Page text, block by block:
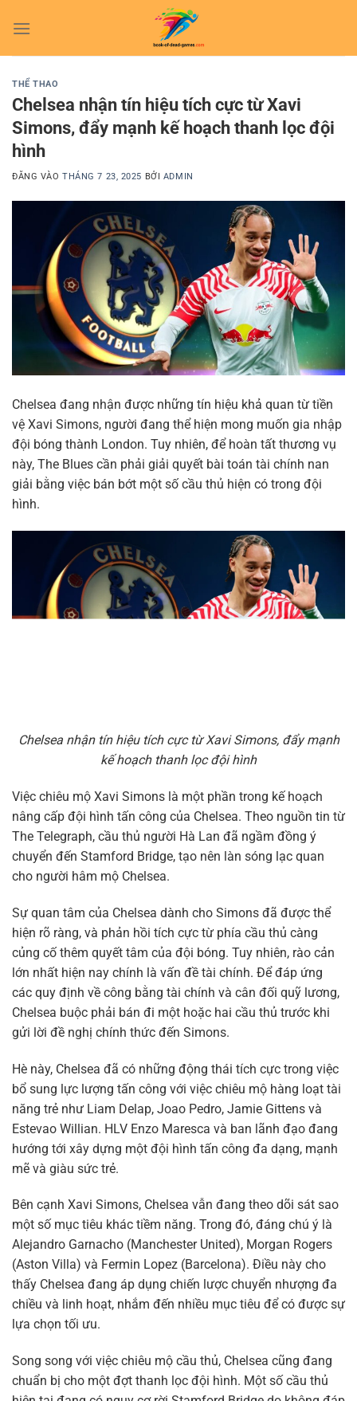
qua
THỂ THAO
Chelsea nhận tín hiệu tích cực từ Xavi
Simons, đẩy mạnh kế hoạch thanh lọc đội
hình
ĐĂNG VÀOTHÁNG 7 23, 2025 BỞI ADMIN
Chelsea đang nhận được những tín hiệu khả quan từ tiền
vệ Xavi Simons, người đang thể hiện mong muốn gia nhập
đội bóng thành London. Tuy nhiên, để hoàn tất thương vụ
này, The Blues cần phải giải quyết bài toán tài chính nan
giải bằng việc bán bớt một số cầu thủ hiện có trong đội
hình.
Chelsea nhận tín hiệu tích cực từ Xavi Simons, đẩy mạnh
kế hoạch thanh lọc đội hình
Việc chiêu mộ Xavi Simons là một phần trong kế hoạch
nâng cấp đội hình tấn công của Chelsea. Theo nguồn tin từ
The Telegraph, cầu thủ người Hà Lan đã ngầm đồng ý
chuyển đến Stamford Bridge, tạo nên làn sóng lạc quan
cho người hâm mộ Chelsea.
Sự quan tâm của Chelsea dành cho Simons đã được thể
hiện rõ ràng, và phản hồi tích cực từ phía cầu thủ càng
củng cố thêm quyết tâm của đội bóng. Tuy nhiên, rào cản
lớn nhất hiện nay chính là vấn đề tài chính. Để đáp ứng
các quy định về công bằng tài chính và cân đối quỹ lương,
Chelsea buộc phải bán đi một hoặc hai cầu thủ trước khi
gửi lời đề nghị chính thức đến Simons.
Hè này, Chelsea đã có những động thái tích cực trong việc
bổ sung lực lượng tấn công với việc chiêu mộ hàng loạt tài
năng trẻ như Liam Delap, Joao Pedro, Jamie Gittens và
Estevao Willian. HLV Enzo Maresca và ban lãnh đạo đang
hướng tới xây dựng một đội hình tấn công đa dạng, mạnh
mẽ và giàu sức trẻ.
Bên cạnh Xavi Simons, Chelsea vẫn đang theo dõi sát sao
một số mục tiêu khác tiềm năng. Trong đó, đáng chú ý là
Alejandro Garnacho (Manchester United), Morgan Rogers
(Aston Villa) và Fermin Lopez (Barcelona). Điều này cho
thấy Chelsea đang áp dụng chiến lược chuyển nhượng đa
chiều và linh hoạt, nhắm đến nhiều mục tiêu để có được sự
lựa chọn tối ưu.
Song song với việc chiêu mộ cầu thủ, Chelsea cũng đang
chuẩn bị cho một đợt thanh lọc đội hình. Một số cầu thủ